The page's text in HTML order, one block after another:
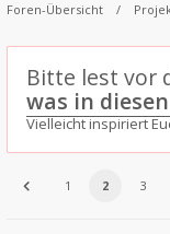
Foren-Übersicht
Bitte lest vor
was in
Vielleicht inspiriert
1 2 3